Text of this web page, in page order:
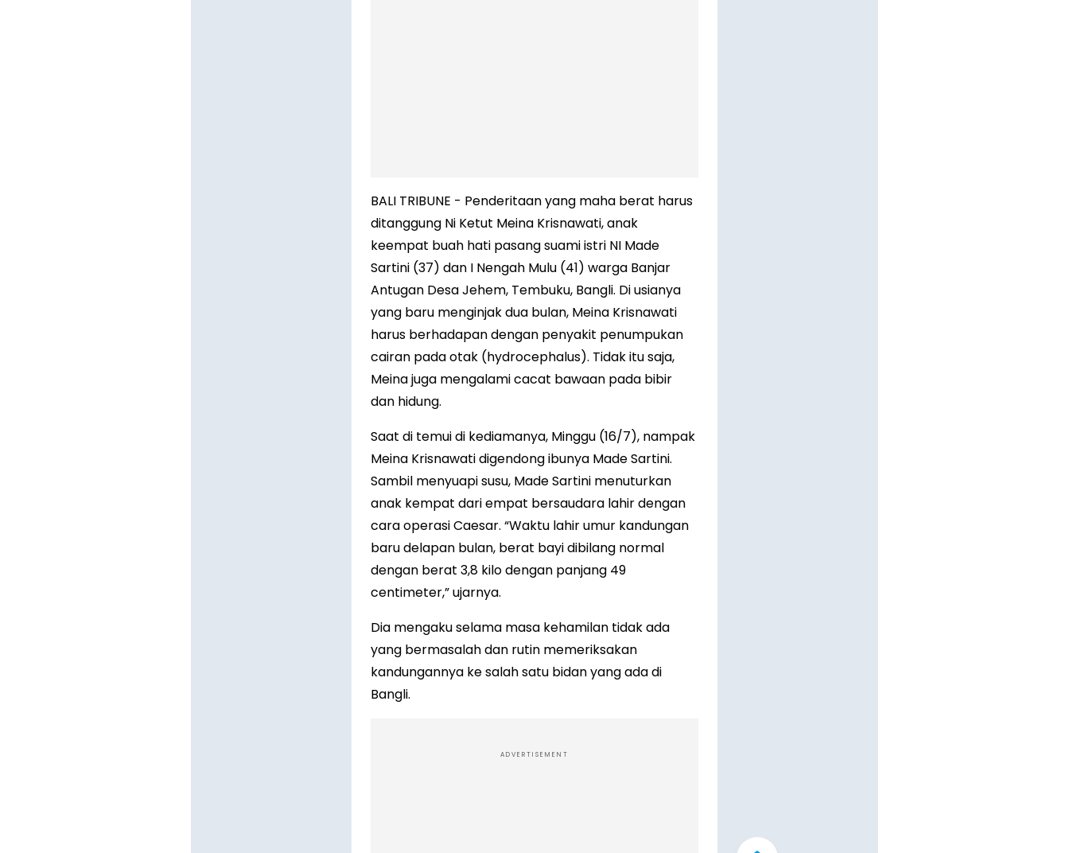
BALI TRIBUNE - Penderitaan yang maha berat harus
ditanggung Ni Ketut Meina Krisnawati, anak
keempat buah hati pasang suami istri NI Made
Sartini (37) dan I Nengah Mulu (41) warga Banjar
Antugan Desa Jehem, Tembuku, Bangli. Di usianya
yang baru menginjak dua bulan, Meina Krisnawati
harus berhadapan dengan penyakit penumpukan
cairan pada otak (hydrocephalus). Tidak itu saja,
Meina juga mengalami cacat bawaan pada bibir
dan hidung.
Saat di temui di kediamanya, Minggu (16/7), nampak
Meina Krisnawati digendong ibunya Made Sartini.
Sambil menyuapi susu, Made Sartini menuturkan
anak kempat dari empat bersaudara lahir dengan
cara operasi Caesar. “Waktu lahir umur kandungan
baru delapan bulan, berat bayi dibilang normal
dengan berat 3,8 kilo dengan panjang 49
centimeter,” ujarnya.
Dia mengaku selama masa kehamilan tidak ada
yang bermasalah dan rutin memeriksakan
kandungannya ke salah satu bidan yang ada di
Bangli.
ADVERTISEMENT